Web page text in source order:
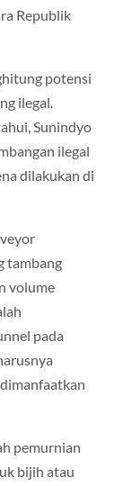
Republik
potensi
ilegal.
Sunindyo
ilegal
dilakukan di
tambang
volume
pada
pemurnian
bijih atau